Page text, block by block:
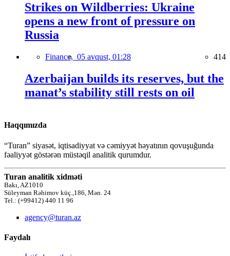
Strikes on Wildberries: Ukraine
opens a new front of pressure on
Russia
Finance, 05 avqust, 01:28 414
Azerbaijan builds its reserves, but the
manat’s stability still rests on oil
Haqqımızda
“Turan” siyasət, iqtisadiyyat və cəmiyyət həyatının qovuşuğunda
fəaliyyət göstərən müstəqil analitik qurumdur.
Turan analitik xidməti
Bakı, AZ1010
Süleyman Rəhimov küç.,186, Mən. 24
Tel.: (+99412) 440 11 96
agency@turan.az
Faydalı